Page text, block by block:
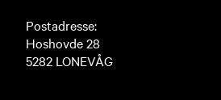
Postadresse:
Hoshovde 28
5282 LONEVÅG